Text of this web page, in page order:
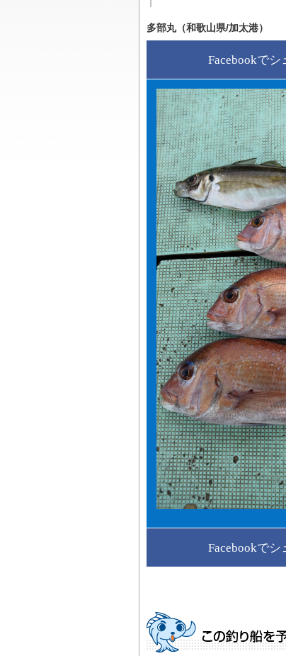
多部丸（和歌山県/加太港）
Facebookでシ
Facebookでシ